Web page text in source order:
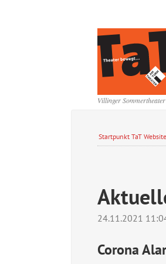
Villinger Sommertheater
Startpunkt TaT Website
24.11.2021
Corona